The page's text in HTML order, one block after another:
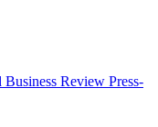
Review Press-